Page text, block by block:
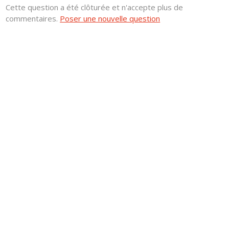
Cette question a été clôturée et n'accepte plus de
commentaires. Poser une nouvelle question